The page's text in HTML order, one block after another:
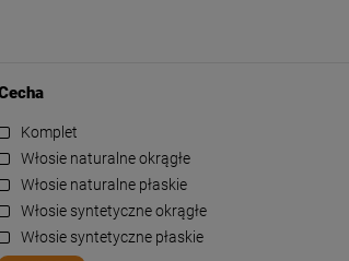
Komplet
Włosie naturalne okrągłe
Włosie naturalne płaskie
Włosie syntetyczne okrągłe
Włosie syntetyczne płaskie